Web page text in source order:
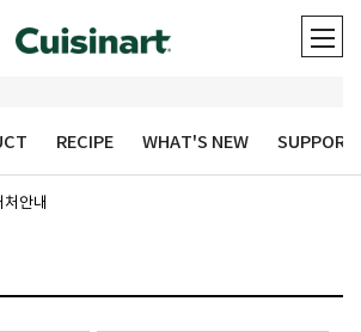
RECIPE WHAT'S NEW SUPPORT
처안내